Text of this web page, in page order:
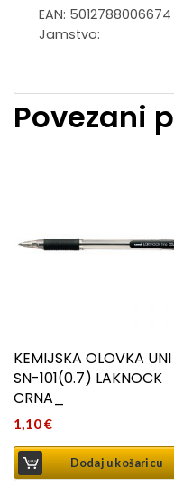
EAN: 5012788006674
Jamstvo:
Povezani
KEMIJSKA OLOVKA UNI
SN-101(0.7) LAKNOCK
CRNA_
1,10€
Dodaj u košaricu